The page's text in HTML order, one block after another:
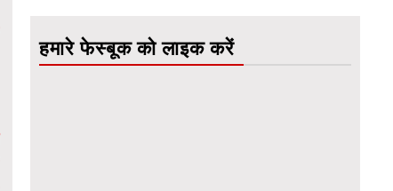
हमारे फेस्बूक को लाइक करें